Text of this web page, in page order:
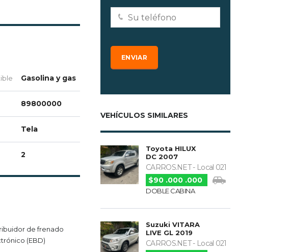
Gasolina y gas
89800000
Tela
2
de frenado
(EBD)
VEHÍCULOS SIMILARES
Toyota HILUX
DC 2007
CARROS.NET - Local 021
$90 .000 .000
DOBLE CABINA
Suzuki VITARA
LIVE GL 2019
CARROS.NET - Local 021